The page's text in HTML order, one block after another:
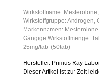
Wirkstoffname: Mesterolone,
Wirkstoffgruppe: Androgen,
Markennamen: Mesterolone
Gängige Wirkstoffmenge:
25mg/tab. (50tab)
Hersteller: Primus Ray
Dieser Artikel ist zur Zeit